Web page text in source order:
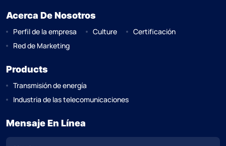
Acerca De Nosotros
Perfil de la empresa Culture
Certificación
Red de Marketing
Products
Transmisión de energía
Industria de las telecomunicaciones
Mensaje En Línea